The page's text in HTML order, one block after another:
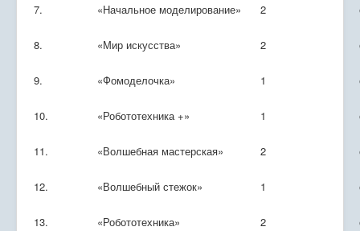
7. «Начальное моделирование» 2
8. «Мир искусства» 2
9. «Фомоделочка» 1
10. «Робототехника +» 1
11. «Волшебная мастерская» 2
12. «Волшебный стежок» 1
13. «Робототехника» 2